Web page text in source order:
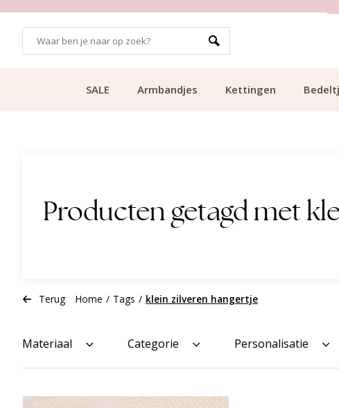
SALE Armbandjes Kettingen
Producten getagd met
Terug Home / Tags / klein zilveren hangertje
Materiaal Categorie Personalisatie